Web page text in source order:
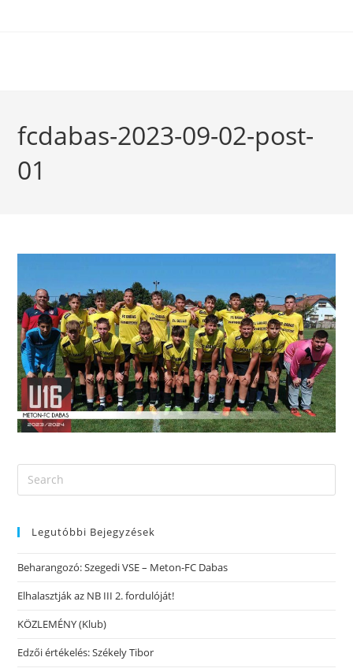
fcdabas-2023-09-02-post-
01
Legutóbbi Bejegyzések
Beharangozó: Szegedi VSE – Meton-FC Dabas
Elhalasztják az NB III 2. fordulóját!
KÖZLEMÉNY (Klub)
Edzői értékelés: Székely Tibor